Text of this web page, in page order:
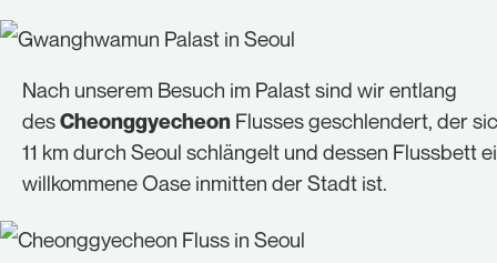
Nach unserem Besuch im Palast sind wir entlang
desCheonggyecheon Flusses geschlendert, der
11 km durch Seoul schlängelt und dessen Flussbett
willkommene Oase inmitten der Stadt ist.